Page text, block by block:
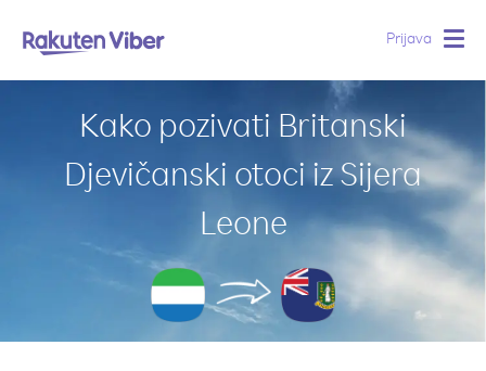
Prijava
Kako pozivati Britanski
Djevičanski otoci iz Sijera
Leone